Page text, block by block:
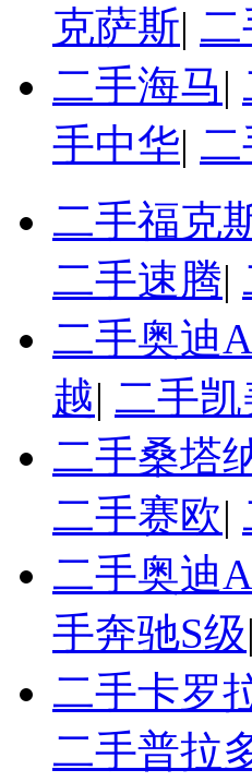
克萨斯|
二手海马|
手中华| 二
二手福克
二手速腾|
二手奥迪
越| 二手
二手桑塔
二手赛欧|
二手奥迪
手奔驰S级|
二手卡罗
二手普拉